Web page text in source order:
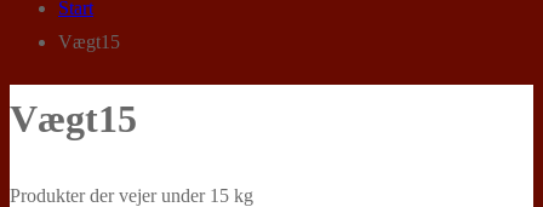
Start
Vægt15
Vægt15
Produkter der vejer under 15 kg